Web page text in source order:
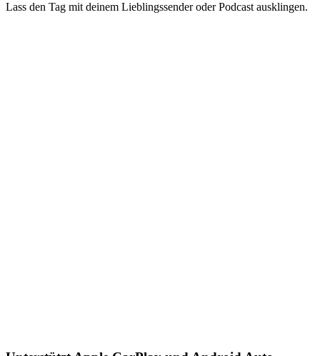
Lass den Tag mit deinem Lieblingssender oder Podcast ausklingen.